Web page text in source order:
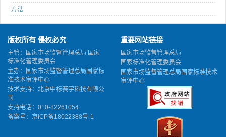
方法
版权所有 侵权必究
主管：国家市场监督管理总局 国家
标准化管理委员会
主办：国家市场监督管理总局国家标
准技术审评中心
技术支持：北京中标赛宇科技有限公
司
支持电话：010-82261054
备案号： 京ICP备18022388号-1
重要网站链接
国家市场监督管理总局
国家标准化管理委员会
国家市场监督管理总局国家标准技术
审评中心